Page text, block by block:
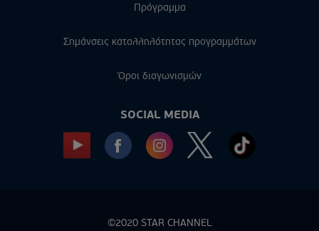
Πρόγραμμα
Σημάνσεις καταλληλότητας προγραμμάτων
Όροι διαγωνισμών
SOCIAL MEDIA
©2020 STAR CHANNEL